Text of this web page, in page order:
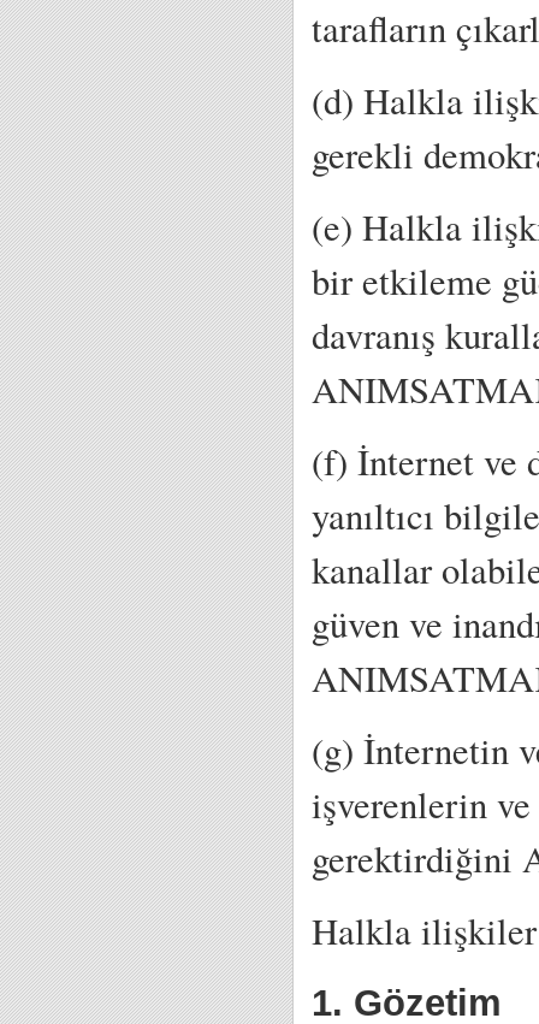
tarafların
(d) Halkla
gerekli
(e) Halkla
bir etkileme
davranış
(f) İnternet ve
yanıltıcı
kanallar
güven ve
(g) İnternetin
işverenlerin
gerektirdiğini
Halkla ilişkiler
1. Gözetim